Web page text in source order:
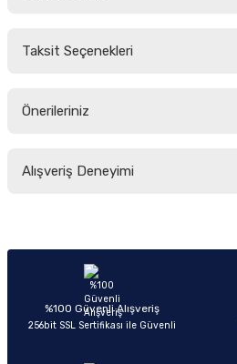
Taksit Seçenekleri
Önerileriniz
yetersiz gördüğünüz noktaları öneri
Ürün açıklamasında eksik bilgiler
Ürün bilgilerinde hatalar bulunuyor.
Ürün fiyatı diğer sitelerden daha pahalı.
Alışveriş Deneyimi
Sitemize ilk yorumu
%100 Güvenli Alışveriş
256bit SSL Sertifikası ile Güvenli